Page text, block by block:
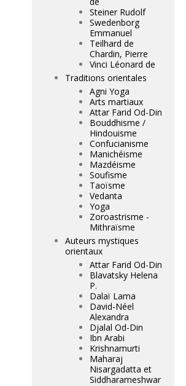
Steiner Rudolf
Swedenborg
Emmanuel
Teilhard de
Chardin, Pierre
Vinci Léonard de
Traditions orientales
Agni Yoga
Arts martiaux
Attar Farid Od-Din
Bouddhisme /
Hindouisme
Confucianisme
Manichéisme
Mazdéisme
Soufisme
Taoïsme
Vedanta
Yoga
Zoroastrisme -
Mithraïsme
Auteurs mystiques
orientaux
Attar Farid Od-Din
Blavatsky Helena
P.
Dalaï Lama
David-Néel
Alexandra
Djalal Od-Din
Ibn Arabi
Krishnamurti
Maharaj
Nisargadatta et
Siddharameshwar